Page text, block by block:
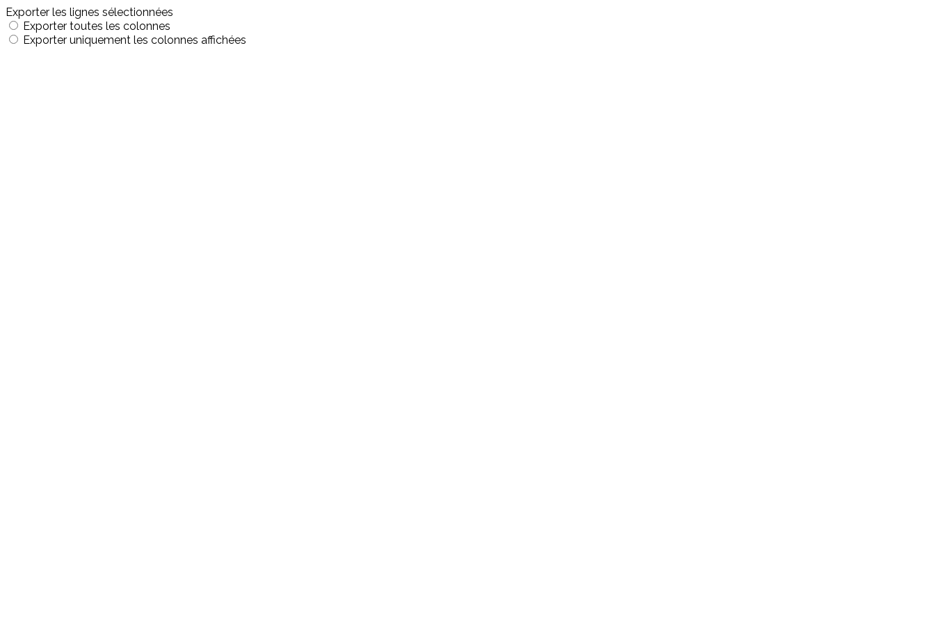
Exporter les lignes sélectionnées
Exporter toutes les colonnes
Exporter uniquement les colonnes affichées